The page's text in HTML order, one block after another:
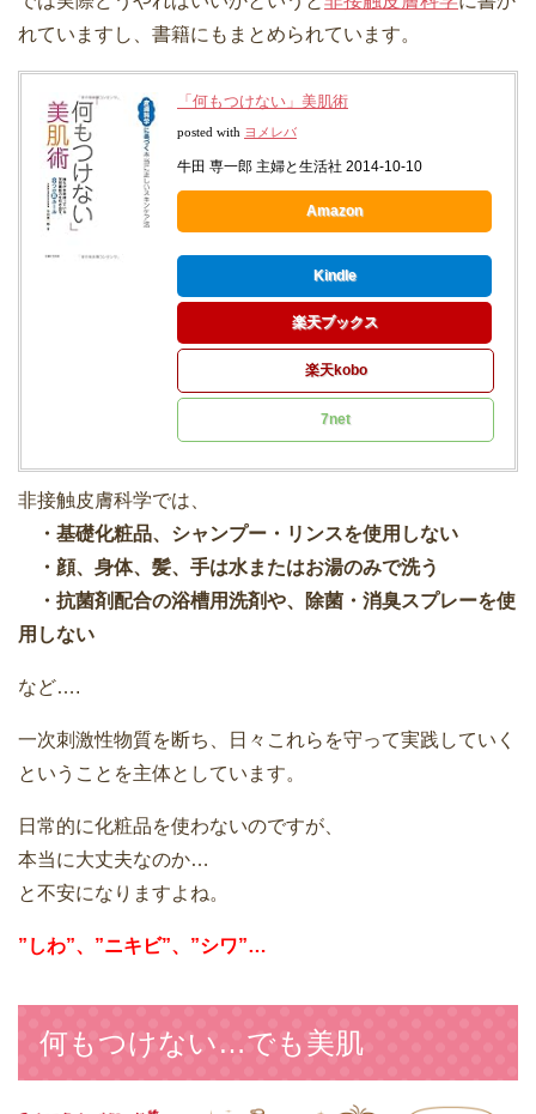
れていますし、書籍にもまとめられています。
「何もつけない」美肌術
posted with ヨメレバ
牛田 専一郎 主婦と生活社 2014-10-10
Amazon
Kindle
楽天ブックス
楽天kobo
7net
非接触皮膚科学では、
・基礎化粧品、シャンプー・リンスを使用しない
・顔、身体、髪、手は水またはお湯のみで洗う
・抗菌剤配合の浴槽用洗剤や、除菌・消臭スプレーを使
用しない
など….
一次刺激性物質を断ち、日々これらを守って実践していく
ということを主体としています。
日常的に化粧品を使わないのですが、
本当に大丈夫なのか…
と不安になりますよね。
”しわ”、”ニキビ”、”シワ”…
何もつけない…でも美肌